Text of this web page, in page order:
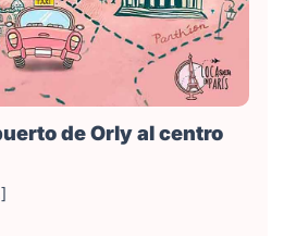
de Orly al centro